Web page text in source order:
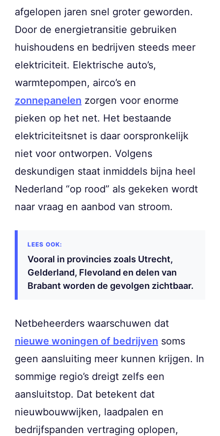
afgelopen jaren snel groter geworden.
Door de energietransitie gebruiken
huishoudens en bedrijven steeds meer
elektriciteit. Elektrische auto’s,
warmtepompen, airco’s en
zonnepanelen zorgen voor enorme
pieken op het net. Het bestaande
elektriciteitsnet is daar oorspronkelijk
niet voor ontworpen. Volgens
deskundigen staat inmiddels bijna heel
Nederland “op rood” als gekeken wordt
naar vraag en aanbod van stroom.
Vooral in provincies zoals Utrecht,
Gelderland, Flevoland en delen van
Brabant worden de gevolgen zichtbaar.
Netbeheerders waarschuwen dat
nieuwe woningen of bedrijven soms
geen aansluiting meer kunnen krijgen. In
sommige regio’s dreigt zelfs een
aansluitstop. Dat betekent dat
nieuwbouwwijken, laadpalen en
bedrijfspanden vertraging oplopen,